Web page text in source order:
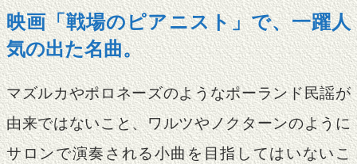
映画「戦場のピアニスト」で、一躍人
気の出た名曲。
マズルカやポロネーズのようなポーランド民謡が
由来ではないこと、ワルツやノクターンのように
サロンで演奏される小曲を目指してはいないこ